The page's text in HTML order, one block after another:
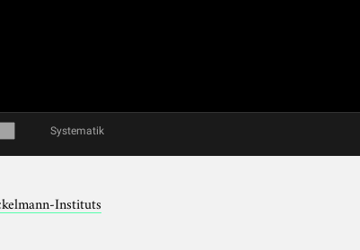
Systematik
Instituts